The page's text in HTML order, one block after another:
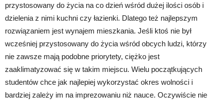
przystosowany do życia na co dzień wśród dużej ilości osób i
dzielenia z nimi kuchni czy łazienki. Dlatego też najlepszym
rozwiązaniem jest wynajem mieszkania. Jeśli ktoś nie był
wcześniej przystosowany do życia wśród obcych ludzi, którzy
nie zawsze mają podobne priorytety, ciężko jest
zaaklimatyzować się w takim miejscu. Wielu początkujących
studentów chce jak najlepiej wykorzystać okres wolności i
bardziej zależy im na imprezowaniu niż nauce. Oczywiście nie